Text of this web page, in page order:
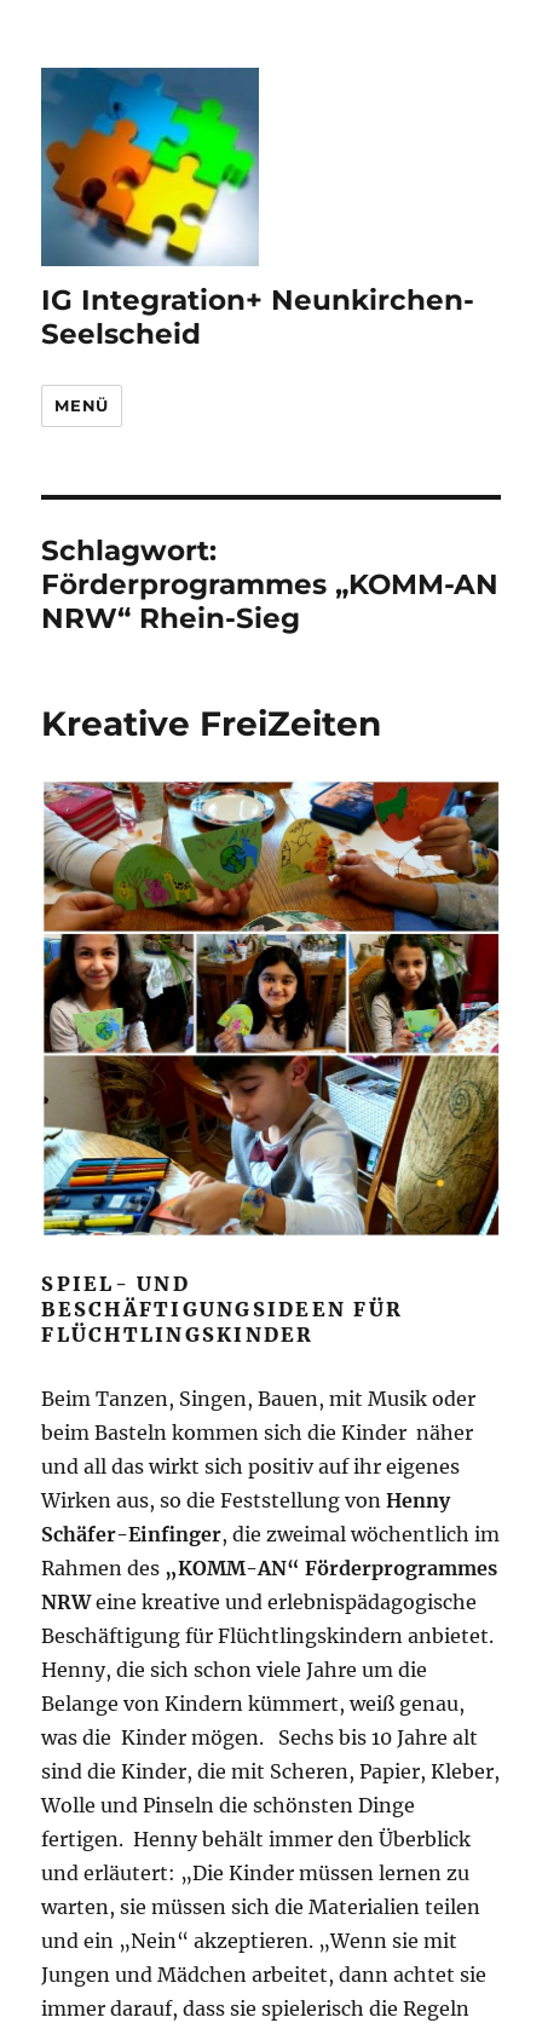
IG Integration+ Neunkirchen-
Seelscheid
MENÜ
Schlagwort:
Förderprogrammes „KOMM-AN
NRW“ Rhein-Sieg
Kreative FreiZeiten
SPIEL- UND
BESCHÄFTIGUNGSIDEEN FÜR
FLÜCHTLINGSKINDER
Beim Tanzen, Singen, Bauen, mit Musik oder
beim Basteln kommen sich die Kinder näher
und all das wirkt sich positiv auf ihr eigenes
Wirken aus, so die Feststellung vonHenny
Schäfer-Einfinger, die zweimal wöchentlich im
Rahmen des „KOMM-AN“ Förderprogrammes
NRWeine kreative und erlebnispädagogische
Beschäftigung für Flüchtlingskindern anbietet.
Henny, die sich schon viele Jahre um die
Belange von Kindern kümmert, weiß genau,
was die Kinder mögen. Sechs bis 10 Jahre alt
sind die Kinder, die mit Scheren, Papier, Kleber,
Wolle und Pinseln die schönsten Dinge
fertigen. Henny behält immer den Überblick
und erläutert: „Die Kinder müssen lernen zu
warten, sie müssen sich die Materialien teilen
und ein „Nein“ akzeptieren. „Wenn sie mit
Jungen und Mädchen arbeitet, dann achtet sie
immer darauf, dass sie spielerisch die Regeln